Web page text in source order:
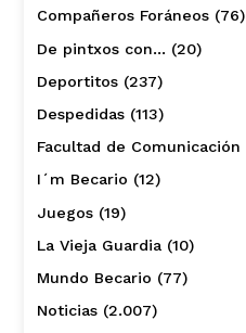
Compañeros Foráneos(76)
De pintxos con… (20)
Deportitos(237)
Despedidas(113)
Facultad de Comunicación
I´m Becario (12)
Juegos(19)
La Vieja Guardia(10)
Mundo Becario (77)
Noticias(2.007)